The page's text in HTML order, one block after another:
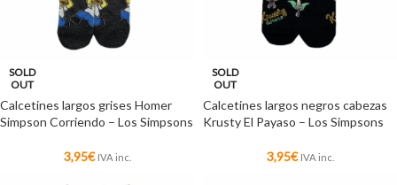
SOLD
OUT
Calcetines largos grises Homer
Simpson Corriendo – Los Simpsons
3,95€ IVA inc.
SOLD
OUT
Calcetines largos negros cabezas
Krusty El Payaso – Los Simpsons
3,95€ IVA inc.